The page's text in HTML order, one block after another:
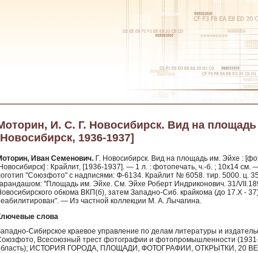
И. С. Г. Новосибирск. Вид на
1936-1937]
Иван Семенович. Г. Новосибирск. Вид на площадь им. Эйхе :
: Крайлит, [1936-1937]. — 1 л. : фотопечать, ч.-б. ; 10х14 см.
"Союзфото" с надписями: Ф-6134. Крайлит № 6058. тир. 5000. ц.
"Площадь им. Эйхе. См. Эйхе Роберт Индриконович. 31/
обкома ВКП(б), затем Западно-Сиб. крайкома (до 17.X -
— Из частной коллекции М. А. Лычагина.
слова
Сибирское краевое управление по делам литературы и
Всесоюзный трест фотографии и фотопромышленности (1931-
ИСТОРИЯ ГОРОДА, ПЛОЩАДИ, ФОТОГРАФИИ, ОТКРЫТКИ, 20